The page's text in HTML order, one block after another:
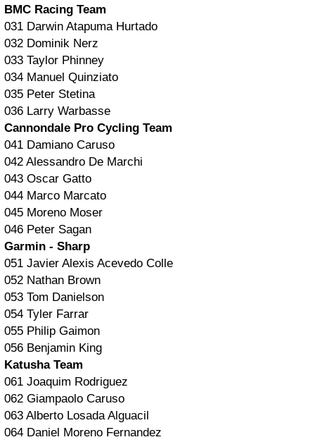
BMC Racing Team
031 Darwin Atapuma Hurtado
032 Dominik Nerz
033 Taylor Phinney
034 Manuel Quinziato
035 Peter Stetina
036 Larry Warbasse
Cannondale Pro Cycling Team
041 Damiano Caruso
042 Alessandro De Marchi
043 Oscar Gatto
044 Marco Marcato
045 Moreno Moser
046 Peter Sagan
Garmin - Sharp
051 Javier Alexis Acevedo Colle
052 Nathan Brown
053 Tom Danielson
054 Tyler Farrar
055 Philip Gaimon
056 Benjamin King
Katusha Team
061 Joaquim Rodriguez
062 Giampaolo Caruso
063 Alberto Losada Alguacil
064 Daniel Moreno Fernandez